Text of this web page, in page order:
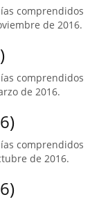
comprendidos
de 2016.
comprendidos
de 2016.
comprendidos
de 2016.